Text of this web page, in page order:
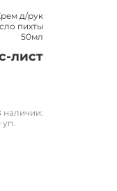
д/рук
пихты
50мл
лист
наличии:
уп.